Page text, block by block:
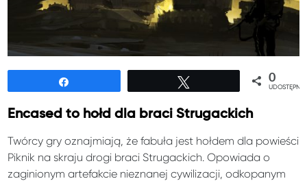
0
Encased to hołd dla braci Strugackich
Twórcy gry oznajmiają, że fabuła jest hołdem dla powieści
Piknik na skraju drogi braci Strugackich. Opowiada o
zaginionym artefakcie nieznanej cywilizacji, odkopanym